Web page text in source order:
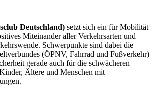
Deutschland) setzt sich ein für Mobilität
Miteinander aller Verkehrsarten und
Schwerpunkte sind dabei die
(ÖPNV, Fahrrad und Fußverkehr)
gerade auch für die schwächeren
Ältere und Menschen mit